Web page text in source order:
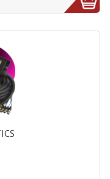
200MHZ
Etc...